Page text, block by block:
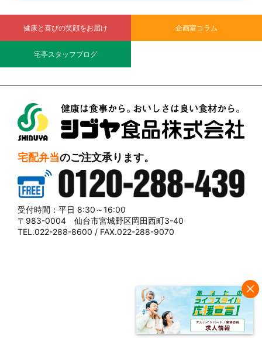
健康と喜びの笑顔をお届け 企画室コラム
宅亭スタッフブログ
宅配弁当のご注文承ります。
0120-288-439
受付時間：平日 8:30～16:00
〒983-0004 仙台市宮城野区岡田西町3-40
TEL.022-288-8600 / FAX.022-288-9070